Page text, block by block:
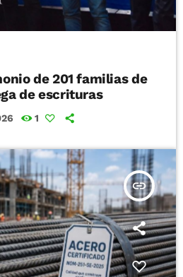
de 201 familias de
de escrituras
1
insert_link